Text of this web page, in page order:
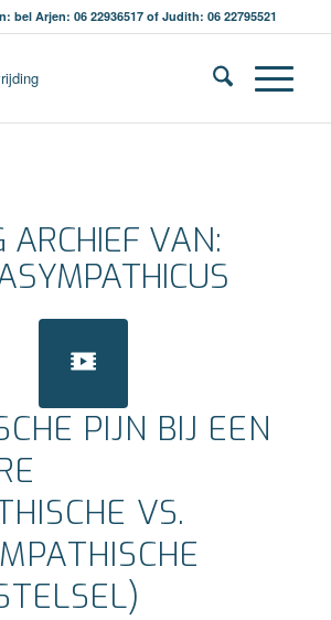
bel Arjen: 06 22936517 of Judith: 06 22795521
ARCHIEF VAN:
PIJN BIJ EEN
VS.